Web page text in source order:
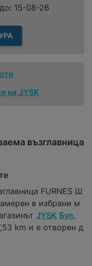
15-08-26
на JYSK
възглавница
FURNES Ш
в избрани м
JYSK Бул.
km и е отворен д